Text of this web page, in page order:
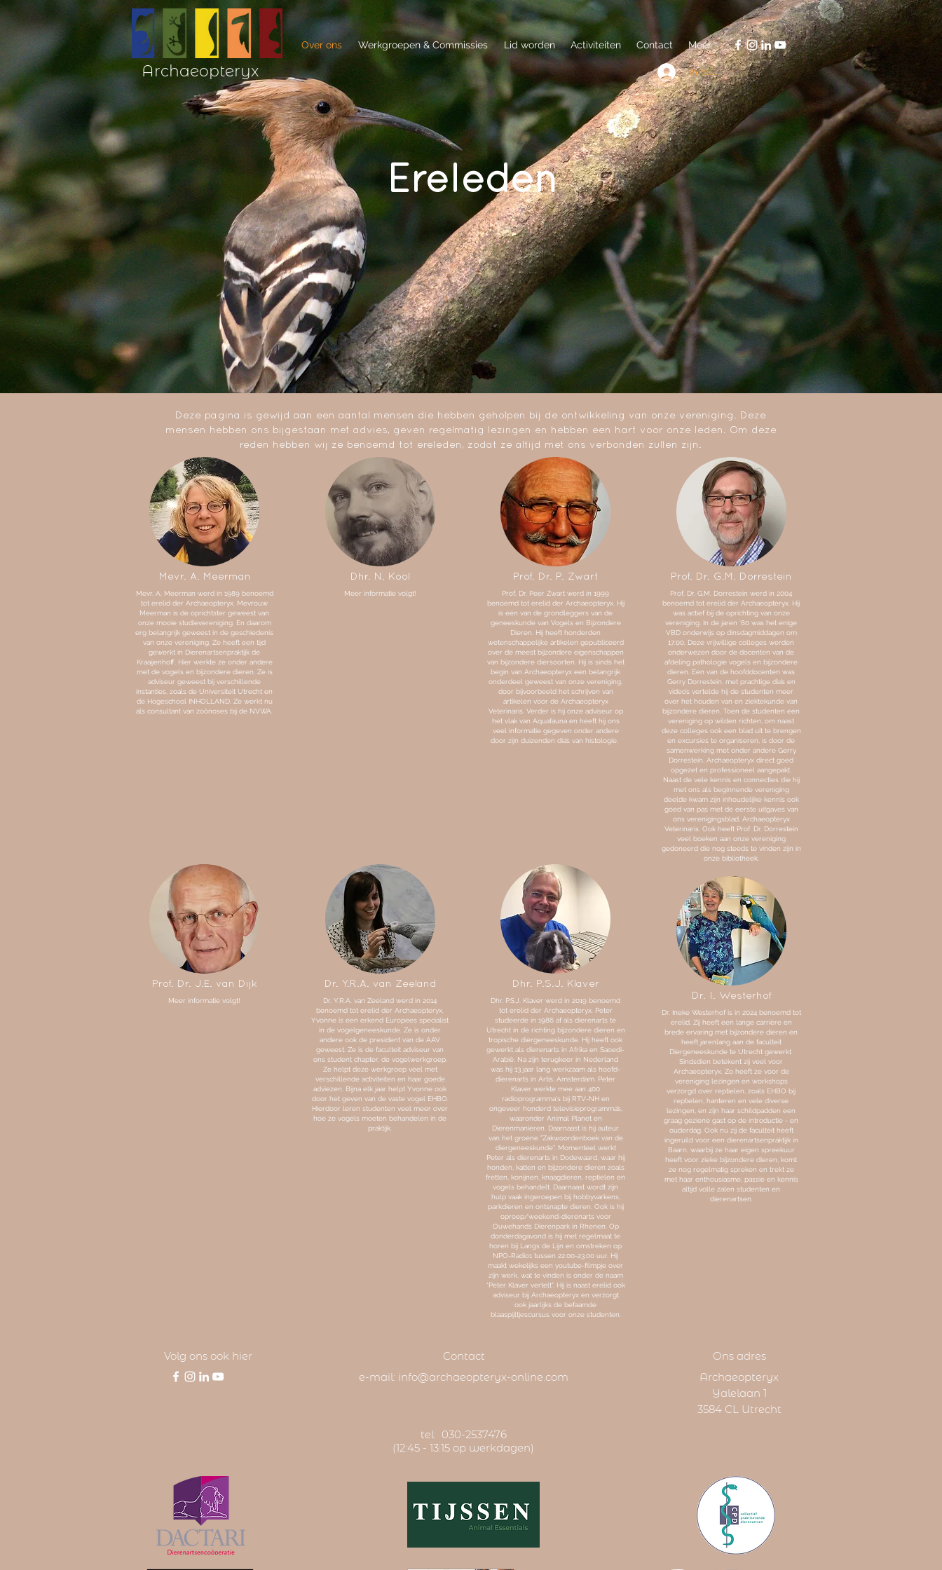
Ereleden
Deze pagina is gewijd aan een aantal mensen die hebben geholpen bij de ontwikkeling van onze vereniging. Deze
mensen hebben ons bijgestaan met advies, geven regelmatig lezingen en hebben een hart voor onze leden. Om deze
reden hebben wij ze benoemd tot ereleden, zodat ze altijd met ons verbonden zullen zijn.
Mevr. A. Meerman
Mevr. A. Meerman werd in 1989 benoemd
tot erelid der Archaeopteryx. Mevrouw
Meerman is de oprichtster geweest van
onze mooie studievereniging. En daarom
erg belangrijk geweest in de geschiedenis
van onze vereniging. Ze heeft een tijd
gewerkt in Dierenartsenpraktijk de
Kraaijenhoff. Hier werkte ze onder andere
met de vogels en bijzondere dieren. Ze is
adviseur geweest bij verschillende
instanties, zoals de Universiteit Utrecht en
de Hogeschool INHOLLAND. Ze werkt nu
als consultant van zoönoses bij de NVWA.
Prof. Dr. J.E. van Dijk
Meer informatie volgt!
Dhr. N. Kool
Meer informatie volgt!
Dr. Y.R.A. van Zeeland
Dr. Y.R.A. van Zeeland werd in 2014
benoemd tot erelid der Archaeopteryx.
Yvonne is een erkend Europees specialist
in de vogelgeneeskunde. Ze is onder
andere ook de president van de AAV
geweest. Ze is de faculteit adviseur van
ons student chapter, de vogelwerkgroep.
Ze helpt deze werkgroep veel met
verschillende activiteiten en haar goede
adviezen. Bijna elk jaar helpt Yvonne ook
door het geven van de vaste vogel EHBO.
Hierdoor leren studenten veel meer over
hoe ze vogels moeten behandelen in de
praktijk.
Prof. Dr. P. Zwart
Prof. Dr. Peer Zwart werd in 1999
benoemd tot erelid der Archaeopteryx. Hij
is één van de grondleggers van de
geneeskunde van Vogels en Bijzondere
Dieren. Hij heeft honderden
wetenschappelijke artikelen gepubliceerd
over de meest bijzondere eigenschappen
van bijzondere diersoorten. Hij is sinds het
begin van Archaeopteryx een belangrijk
onderdeel geweest van onze vereniging,
door bijvoorbeeld het schrijven van
artikelen voor de Archaeopteryx
Veterinaris. Verder is hij onze adviseur op
het vlak van Aquafauna en heeft hij ons
veel informatie gegeven onder andere
door zijn duizenden dia’s van histologie.
Dhr. P.S.J. Klaver
Dhr. P.S.J. Klaver werd in 2019 benoemd
tot erelid der Archaeopteryx. Peter
studeerde in 1986 af als dierenarts te
Utrecht in de richting bijzondere dieren en
tropische diergeneeskunde. Hij heeft ook
gewerkt als dierenarts in Afrika en Saoedi-
Arabië. Na zijn terugkeer in Nederland
was hij 13 jaar lang werkzaam als hoofd-
dierenarts in Artis, Amsterdam. Peter
Klaver werkte mee aan 400
radioprogramma's bij RTV-NH en
ongeveer honderd televisieprogramma’s,
waaronder Animal Planet en
Dierenmanieren. Daarnaast is hij auteur
van het groene "Zakwoordenboek van de
diergeneeskunde". Momenteel werkt
Peter als dierenarts in Dodewaard, waar hij
honden, katten en bijzondere dieren zoals
fretten, konijnen, knaagdieren, reptielen en
vogels behandelt. Daarnaast wordt zijn
hulp vaak ingeroepen bij hobbyvarkens,
parkdieren en ontsnapte dieren. Ook is hij
oproep/weekend-dierenarts voor
Ouwehands Dierenpark in Rhenen. Op
donderdagavond is hij met regelmaat te
horen bij Langs de Lijn en omstreken op
NPO-Radio1 tussen 22.00-23.00 uur. Hij
maakt wekelijks een youtube-filmpje over
zijn werk, wat te vinden is onder de naam
"Peter Klaver vertelt". Hij is naast erelid ook
adviseur bij Archaeopteryx en verzorgt
ook jaarlijks de befaamde
blaaspijltjescursus voor onze studenten.
Prof. Dr. G.M. Dorrestein
Prof. Dr. G.M. Dorrestein werd in 2004
benoemd tot erelid der Archaeopteryx. Hij
was actief bij de oprichting van onze
vereniging. In de jaren ‘80 was het enige
VBD onderwijs op dinsdagmiddagen om
17:00. Deze vrijwillige colleges werden
onderwezen door de docenten van de
afdeling pathologie vogels en bijzondere
dieren. Een van de hoofddocenten was
Gerry Dorrestein, met prachtige dia’s en
video’s vertelde hij de studenten meer
over het houden van en ziektekunde van
bijzondere dieren. Toen de studenten een
vereniging op wilden richten, om naast
deze colleges ook een blad uit te brengen
en excursies te organiseren, is door de
samenwerking met onder andere Gerry
Dorrestein, Archaeopteryx direct goed
opgezet en professioneel aangepakt.
Naast de vele kennis en connecties die hij
met ons als beginnende vereniging
deelde kwam zijn inhoudelijke kennis ook
goed van pas met de eerste uitgaves van
ons verenigingsblad, Archaeopteryx
Veterinaris. Ook heeft Prof. Dr. Dorrestein
veel boeken aan onze vereniging
gedoneerd die nog steeds te vinden zijn in
onze bibliotheek.
Dr. I. Westerhof
Dr. Ineke Westerhof is in 2024 benoemd tot
erelid. Zij heeft een lange carrière en
brede ervaring met bijzondere dieren en
heeft jarenlang aan de faculteit
Diergeneeskunde te Utrecht gewerkt.
Sindsdien betekent zij veel voor
Archaeopteryx. Zo heeft ze voor de
vereniging lezingen en workshops
verzorgd over reptielen, zoals EHBO bij
reptielen, hanteren en vele diverse
lezingen, en zijn haar schildpadden een
graag geziene gast op de introductie - en
ouderdag. Ook nu zij de faculteit heeft
ingeruild voor een dierenartsenpraktijk in
Baarn, waarbij ze haar eigen spreekuur
heeft voor zieke bijzondere dieren, komt
ze nog regelmatig spreken en trekt ze
met haar enthousiasme, passie en kennis
altijd volle zalen studenten en
dierenartsen.
Archaeopteryx
Over ons Werkgroepen & Commissies Lid worden Activiteiten Contact Meer
Inloggen
Volg ons ook hier
Contact
e-mail: info@archaeopteryx-online.com
Ons adres
Archaeopteryx
Yalelaan 1
3584 CL Utrecht
tel: 030-2537476
(12:45 - 13:15 op werkdagen)